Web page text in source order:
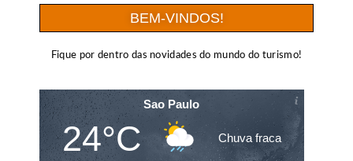
BEM-VINDOS!
Fique por dentro das novidades do mundo do turismo!
Sao Paulo
24°C Chuva fraca